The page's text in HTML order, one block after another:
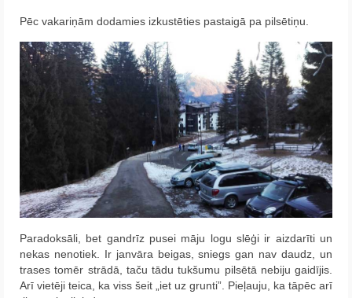
Pēc vakariņām dodamies izkustēties pastaigā pa pilsētiņu.
Paradoksāli, bet gandrīz pusei māju logu slēģi ir aizdarīti un
nekas nenotiek. Ir janvāra beigas, sniegs gan nav daudz, un
trases tomēr strādā, taču tādu tukšumu pilsētā nebiju gaidījis.
Arī vietēji teica, ka viss šeit „iet uz grunti”. Pieļauju, ka tāpēc arī